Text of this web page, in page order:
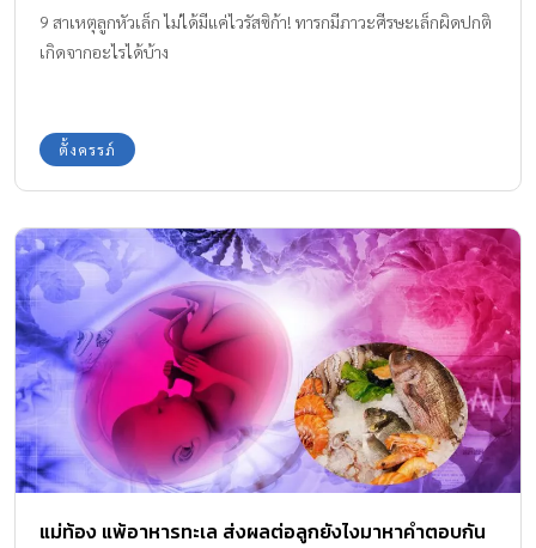
9 สาเหตุลูกหัวเล็ก ไม่ได้มีแค่ไวรัสซิก้า! ทารกมีภาวะศีรษะเล็กผิดปกติ
เกิดจากอะไรได้บ้าง
ตั้งครรภ์
แม่ท้อง แพ้อาหารทะเล ส่งผลต่อลูกยังไงมาหาคำตอบกัน